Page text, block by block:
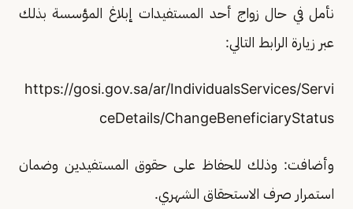
نأمل في حال زواج أحد المستفيدات إبلاغ المؤسسة بذلك
عبر زيارة الرابط التالي:
https://gosi.gov.sa/ar/IndividualsServices/Servi
ceDetails/ChangeBeneficiaryStatus
وأضافت: وذلك للحفاظ على حقوق المستفيدين وضمان
استمرار صرف الاستحقاق الشهري.